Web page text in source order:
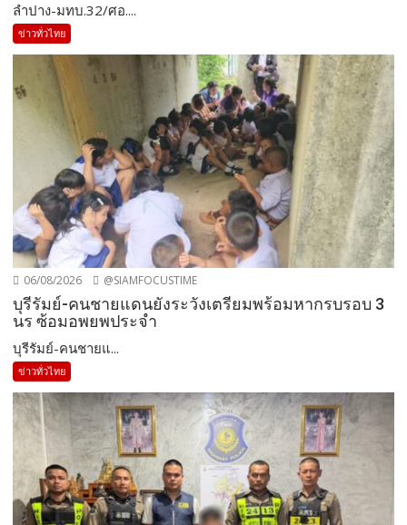
ลำปาง-มทบ.32/ศอ....
ข่าวทั่วไทย
06/08/2026 @SIAMFOCUSTIME
บุรีรัมย์-คนชายแดนยังระวังเตรียมพร้อมหากรบรอบ 3
นร ซ้อมอพยพประจำ
บุรีรัมย์-คนชายแ...
ข่าวทั่วไทย